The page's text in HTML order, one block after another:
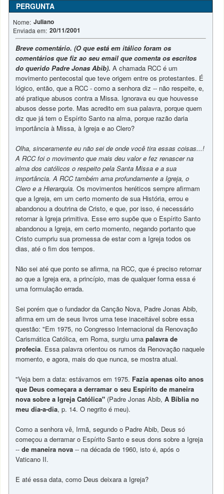
PERGUNTA
Nome: Juliano
Enviada em: 20/11/2001
Breve comentário. (O que está em itálico foram os
comentários que fiz ao seu email que comenta os escritos
do querido Padre Jonas Abib). A chamada RCC é um
movimento pentecostal que teve origem entre os protestantes. É
lógico, então, que a RCC - como a senhora diz -- não respeite, e,
até pratique abusos contra a Missa. Ignorava eu que houvesse
abusos desse porte. Mas acredito em sua palavra, porque quem
diz que já tem o Espírito Santo na alma, porque razão daria
importância à Missa, à Igreja e ao Clero?
Olha, sinceramente eu não sei de onde você tira essas coisas...!
A RCC foi o movimento que mais deu valor e fez renascer na
alma dos católicos o respeito pela Santa Missa e a sua
importância. A RCC também ama profundamente a Igreja, o
Clero e a Hierarquia. Os movimentos heréticos sempre afirmam
que a Igreja, em um certo momento de sua História, errou e
abandonou a doutrina de Cristo, e que, por isso, é necessário
retornar à Igreja primitiva. Esse erro supõe que o Espírito Santo
abandonou a Igreja, em certo momento, negando portanto que
Cristo cumpriu sua promessa de estar com a Igreja todos os
dias, até o fim dos tempos.
Não sei até que ponto se afirma, na RCC, que é preciso retornar
ao que a Igreja era, a princípio, mas de qualquer forma essa é
uma formulação errada.
Sei porém que o fundador da Canção Nova, Padre Jonas Abib,
afirma em um de seus livros uma tese inaceitável sobre essa
questão: "Em 1975, no Congresso Internacional da Renovação
Carismática Católica, em Roma, surgiu umapalavra de
profecia. Essa palavra orientou os rumos da Renovação naquele
momento, e agora, mais do que nunca, se mostra atual.
"Veja bem a data: estávamos em 1975. Fazia apenas oito anos
que Deus começara a derramar o seu Espírito de maneira
nova sobre a Igreja Católica" (Padre Jonas Abib,A Bíblia no
meu dia-a-dia, p. 14. O negrito é meu).
Como a senhora vê, Irmã, segundo o Padre Abib, Deus só
começou a derramar o Espírito Santo e seus dons sobre a Igreja
-- de maneira nova -- na década de 1960, isto é, após o
Vaticano II.
E até essa data, como Deus deixara a Igreja?